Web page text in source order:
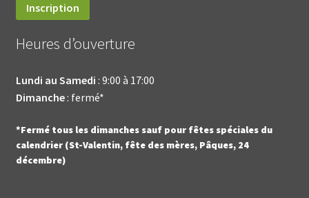
Heures d’ouverture
Lundi au Samedi : 9:00 à 17:00
Dimanche: fermé*
*Fermé tous les dimanches sauf pour fêtes spéciales du
calendrier (St-Valentin, fête des mères, Pâques, 24
décembre)